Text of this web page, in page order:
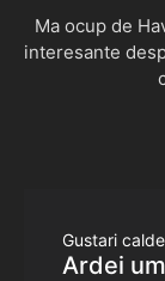
Ma ocup de
interesante
Gustari
Ardei